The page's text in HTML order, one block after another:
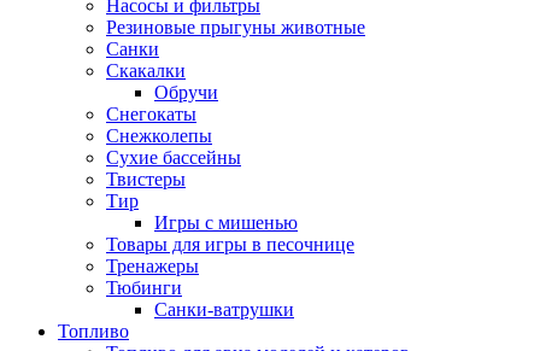
Насосы и фильтры
Резиновые прыгуны животные
Санки
Скакалки
Обручи
Снегокаты
Снежколепы
Сухие бассейны
Твистеры
Тир
Игры с мишенью
Товары для игры в песочнице
Тренажеры
Тюбинги
Санки-ватрушки
Топливо